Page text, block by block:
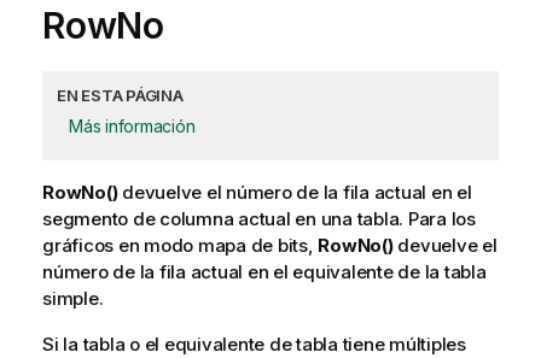
RowNo
EN ESTA PÁGINA
Más información
RowNo()devuelve el número de la fila actual en el
segmento de columna actual en una tabla. Para los
gráficos en modo mapa de bits, RowNo()devuelve el
número de la fila actual en el equivalente de la tabla
simple.
Si la tabla o el equivalente de tabla tiene múltiples